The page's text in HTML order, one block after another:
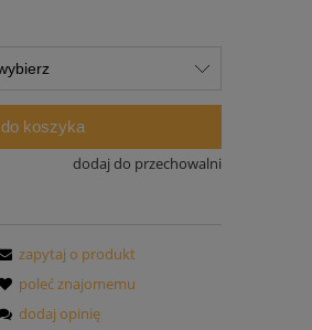
do koszyka
dodaj do przechowalni
zapytaj o produkt
poleć znajomemu
dodaj opinię